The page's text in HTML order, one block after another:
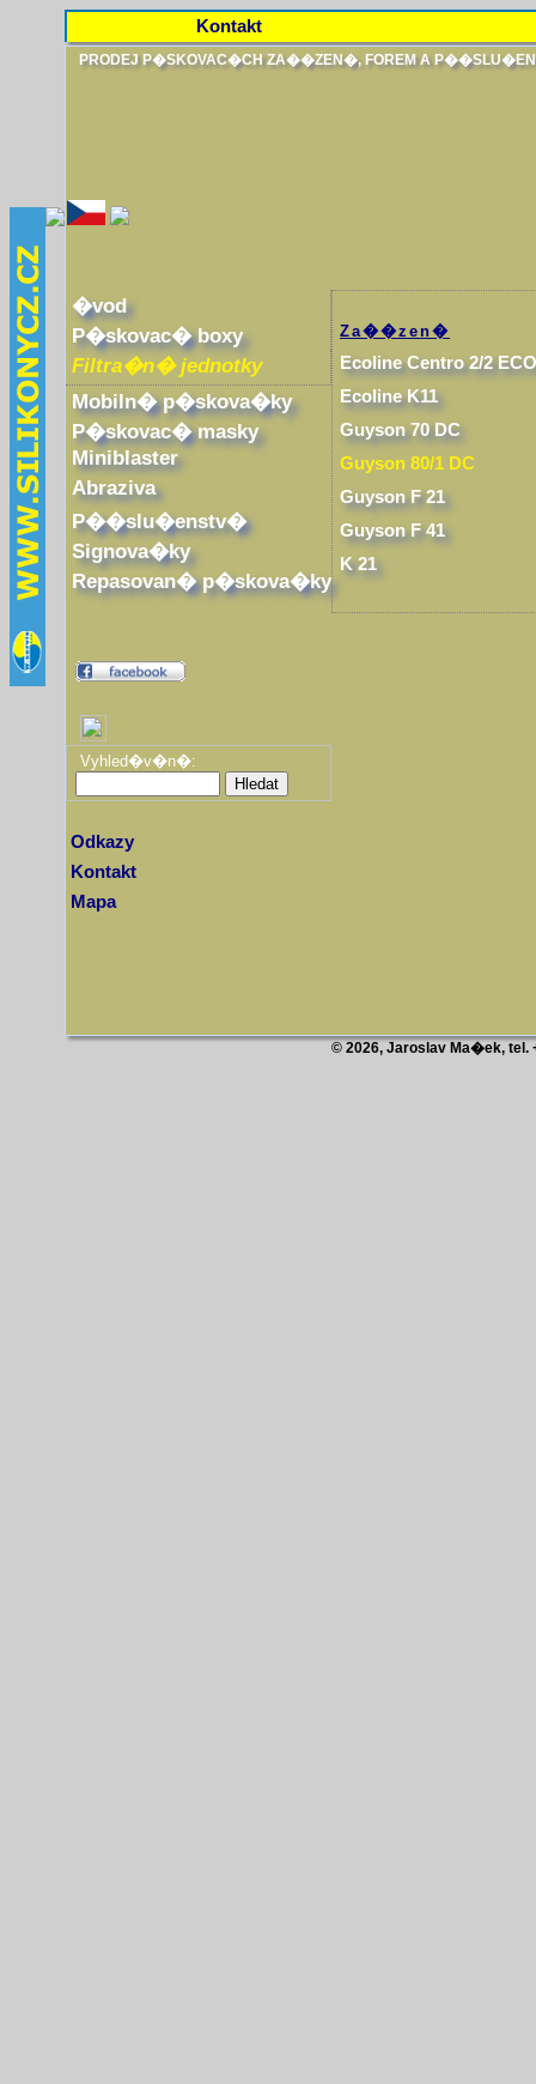
Kontakt
PRODEJ P�SKOVAC�CH ZA��ZEN�, FOREM A
�vod
P�skovac� boxy
Filtra�n� jednotky
Mobiln� p�skova�ky
P�skovac� masky
Miniblaster
Abraziva
P��slu�enstv�
Signova�ky
Repasovan� p�skova�ky
Vyhled�v�n�:
Odkazy
Kontakt
Mapa
Za��zen�
Ecoline Centro 2/2 ECO
Ecoline K11
Guyson 70 DC
Guyson 80/1 DC
Guyson F 21
Guyson F 41
K 21
© 2026, Jaroslav Ma�ek, tel.